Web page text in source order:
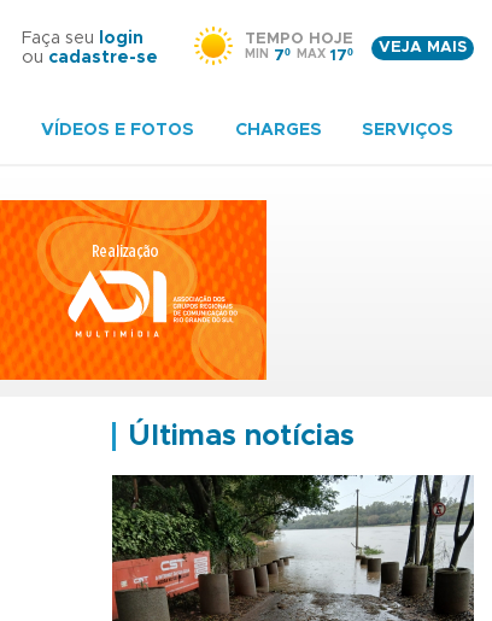
Faça seu
login
ou cadastre-se
TEMPO HOJE
MIN 7º MAX 17º
VEJA MAIS
VÍDEOS E FOTOS CHARGES SERVIÇOS
Últimas notícias